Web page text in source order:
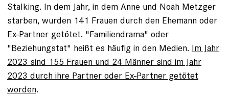
Stalking. In dem Jahr, in dem Anne und Noah Metzger
starben, wurden 141 Frauen durch den Ehemann oder
Ex-Partner getötet. "Familien­drama" oder
"Beziehungstat" heißt es häufig in den Medien. Im Jahr
2023 sind 155 Frauen und 24 Männer sind im Jahr
2023 durch ihre Partner oder Ex-Partner getötet
worden.